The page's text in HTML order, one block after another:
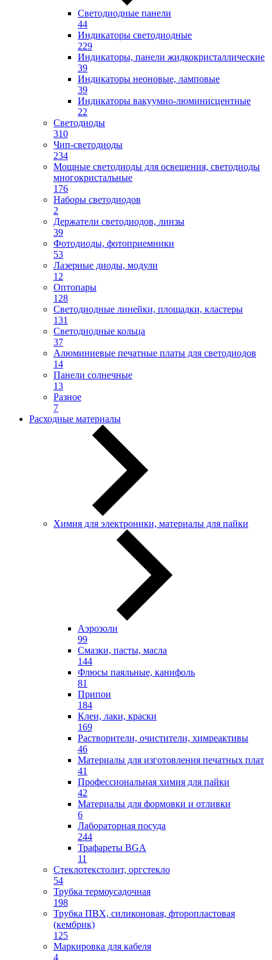
Светодиодные панели
44
Индикаторы светодиодные
229
Индикаторы, панели жидкокристаллические
39
Индикаторы неоновые, ламповые
39
Индикаторы вакуумно-люминисцентные
22
Светодиоды
310
Чип-светодиоды
234
Мощные светодиоды для освещения, светодиоды
многокристальные
176
Наборы светодиодов
2
Держатели светодиодов, линзы
39
Фотодиоды, фотоприемники
53
Лазерные диоды, модули
12
Оптопары
128
Светодиодные линейки, площадки, кластеры
131
Светодиодные кольца
37
Алюминиевые печатные платы для светодиодов
14
Панели солнечные
13
Разное
7
Расходные материалы
Химия для электроники, материалы для пайки
Аэрозоли
99
Смазки, пасты, масла
144
Флюсы паяльные, канифоль
81
Припои
184
Клеи, лаки, краски
169
Растворители, очистители, химреактивы
46
Материалы для изготовления печатных плат
41
Профессиональная химия для пайки
42
Материалы для формовки и отливки
6
Лабораторная посуда
244
Трафареты BGA
11
Стеклотекстолит, оргстекло
54
Трубка термоусадочная
198
Трубка ПВХ, силиконовая, фторопластовая
(кембрик)
125
Маркировка для кабеля
4